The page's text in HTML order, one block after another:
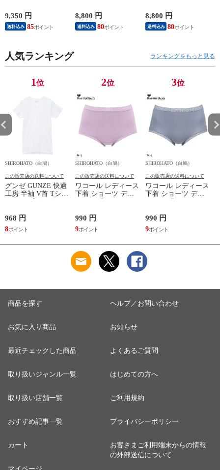
ームウェア パジャマ
リカバリーケア 7分
丈パンツ 疲労回復
9,350 円
送料込み 85
JYURYU 柔流 ジュウ
リュウ メンズ トッ
プ SML ハイネック
8,800 円
送料込み 80
サーパンツ おまかせ
3P 福袋 ショート ロ
ーライズ 3枚セット
8,800 円
送料込み 80
人気ランキング ランキングをもっと見る
1位
SHIROHATO（白鳩）
この販売店の送料について
グンゼ GUNZE 快適
工房 半袖 V首 Tシャ
本製 抗菌防臭
968 円
8
2位
SHIROHATO（白鳩）
この販売店の送料について
ワコール レディース
下着 ショーツ ディ
スタンダード ノーマ
ルショーツ ML
Wacoal
990 円
9
3位
SHIROHATO（白鳩）
この販売店の送料について
ワコール レディース
下着 ショーツ ディ
スタンダード ノーマ
ルショーツ ML
Wacoal
990 円
9
商品を探す
お気に入り商品
最近チェックした商品
取り扱いジャンル一覧
取り扱い店舗一覧
おすすめ記事一覧
カート
ヘルプ／お問い合わせ
お知らせ
よくあるご質問
はじめての方へ
ご利用規約
プライバシーポリシー
お客さまご利用端末からの情報
の外部送信について